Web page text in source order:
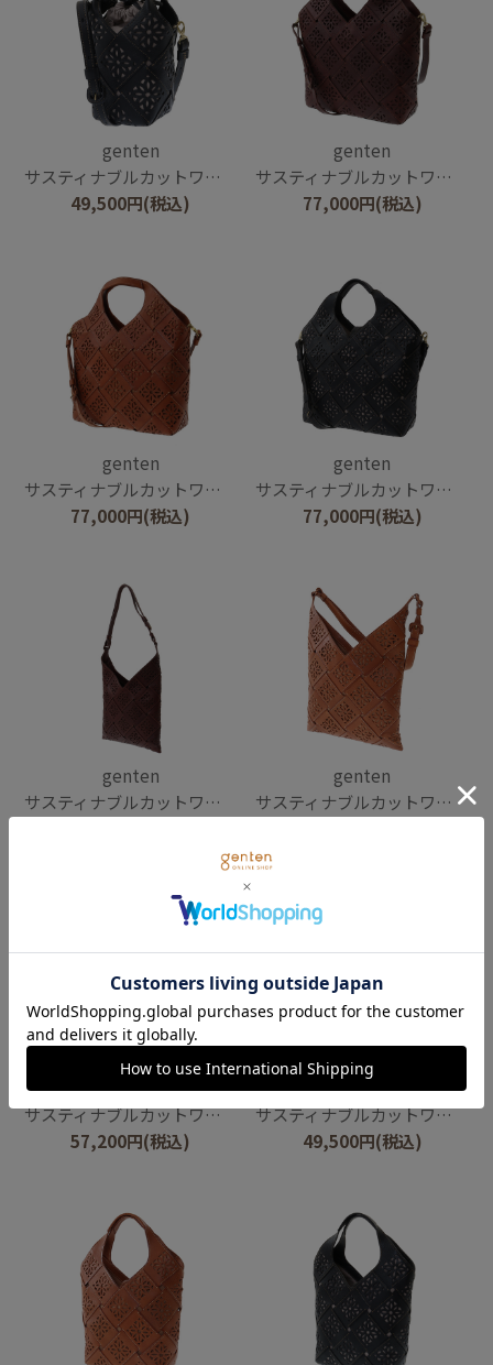
genten
サスティナブルカットワーク ポシェット
49,500円(税込)
genten
サスティナブルカットワーク 2wayバッグ
77,000円(税込)
genten
サスティナブルカットワーク 2wayバッグ
77,000円(税込)
genten
サスティナブルカットワーク 2wayバッグ
77,000円(税込)
genten
サスティナブルカットワーク ショルダーバッグ
genten
サスティナブルカットワーク ショルダーバッグ
genten
サスティナブルカットワーク ショルダーバッグ
57,200円(税込)
genten
サスティナブルカットワーク トートバッグ（中）
49,500円(税込)